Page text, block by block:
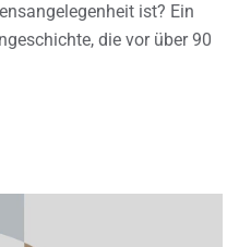
ist? Ein
die vor über 90